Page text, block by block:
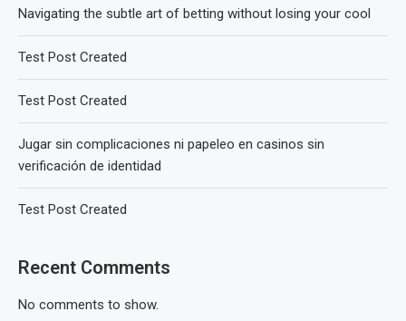
Navigating the subtle art of betting without losing your cool
Test Post Created
Test Post Created
Jugar sin complicaciones ni papeleo en casinos sin
verificación de identidad
Test Post Created
Recent Comments
No comments to show.